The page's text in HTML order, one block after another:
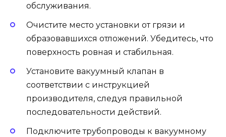
обслуживания.
Очистите место установки от грязи и
образовавшихся отложений. Убедитесь, что
поверхность ровная и стабильная.
Установите вакуумный клапан в
соответствии с инструкцией
производителя, следуя правильной
последовательности действий.
Подключите трубопроводы к вакуумному